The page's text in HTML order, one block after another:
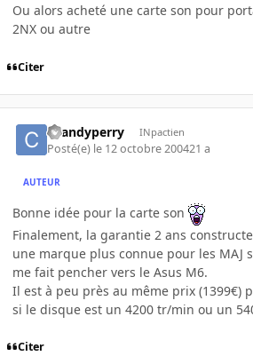
Ou alors acheté une carte son pour
2NX ou autre
Citer
chandyperry INpactien
Posté(e) le 12 octobre 200421 a
AUTEUR
Bonne idée pour la carte son
Finalement, la garantie 2 ans
une marque plus connue pour les MAJ
me fait pencher vers le Asus M6.
Il est à peu près au même prix (1399€)
si le disque est un 4200 tr/min ou un
Citer